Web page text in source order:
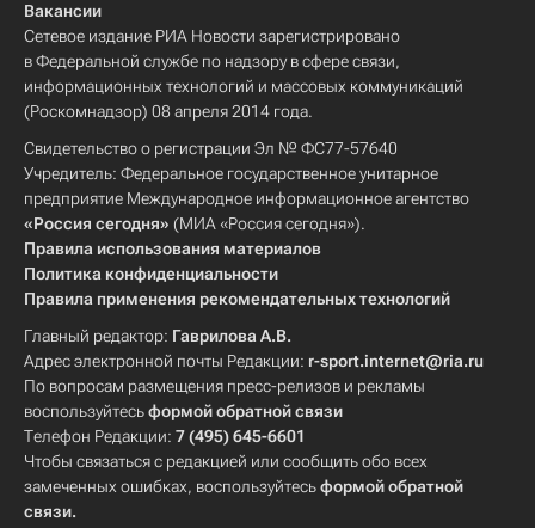
Вакансии
Сетевое издание РИА Новости зарегистрировано
в Федеральной службе по надзору в сфере связи,
информационных технологий и массовых коммуникаций
(Роскомнадзор) 08 апреля 2014 года.
Свидетельство о регистрации Эл № ФС77-57640
Учредитель: Федеральное государственное унитарное
предприятие Международное информационное агентство
«Россия сегодня» (МИА «Россия сегодня»).
Правила использования материалов
Политика конфиденциальности
Правила применения рекомендательных технологий
Главный редактор: Гаврилова А.В.
Адрес электронной почты Редакции: r-sport.internet@ria.ru
По вопросам размещения пресс-релизов и рекламы
воспользуйтесьформой обратной связи
Телефон Редакции: 7 (495) 645-6601
Чтобы связаться с редакцией или сообщить обо всех
замеченных ошибках, воспользуйтесьформой обратной
связи.